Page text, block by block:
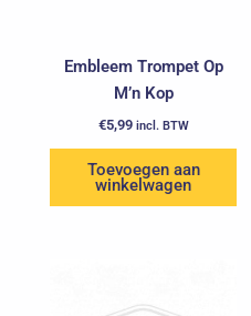
Embleem Trompet Op
M’n Kop
€5,99 incl. BTW
Toevoegen aan
winkelwagen